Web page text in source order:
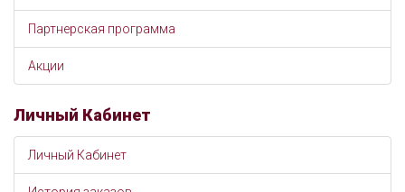
Партнерская программа
Акции
Личный Кабинет
Личный Кабинет